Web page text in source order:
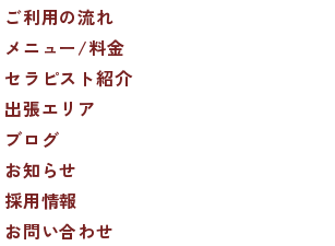
ご利用の流れ
メニュー/料金
セラピスト紹介
出張エリア
ブログ
お知らせ
採用情報
お問い合わせ